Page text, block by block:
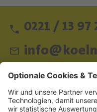
0221 / 13 97
Schnellzugriff